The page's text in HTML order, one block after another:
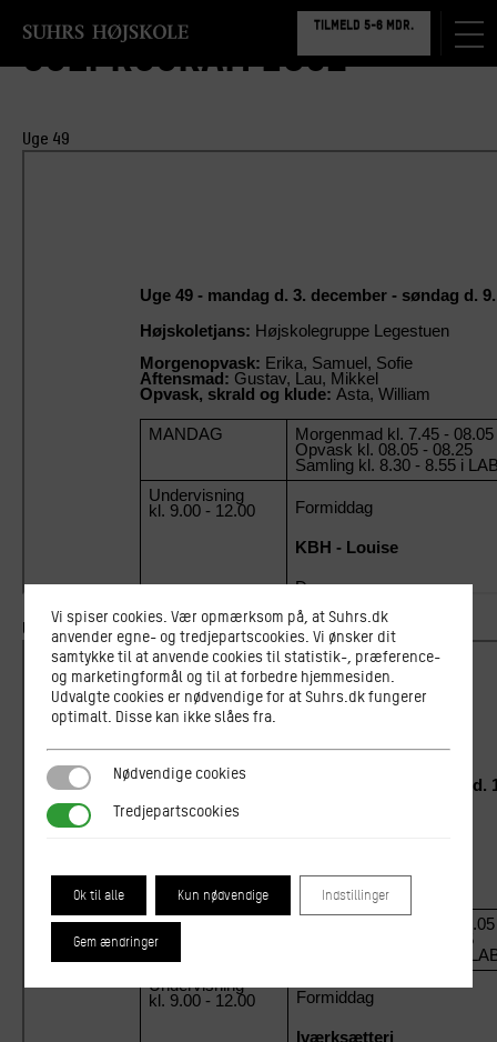
TILMELD 5-6 MDR.
Ugeprogram 1802
Uge 49
Uge 50
Vi spiser cookies. Vær opmærksom på, at Suhrs.dk
anvender egne- og tredjepartscookies. Vi ønsker dit
samtykke til at anvende cookies til statistik-, præference-
og marketingformål og til at forbedre hjemmesiden.
Udvalgte cookies er nødvendige for at Suhrs.dk fungerer
optimalt. Disse kan ikke slåes fra.
Nødvendige cookies
Nødvendige cookies
Tredjepartscookies
Tredjepartscookies
Ok til alle Kun nødvendige Indstillinger
Gem ændringer